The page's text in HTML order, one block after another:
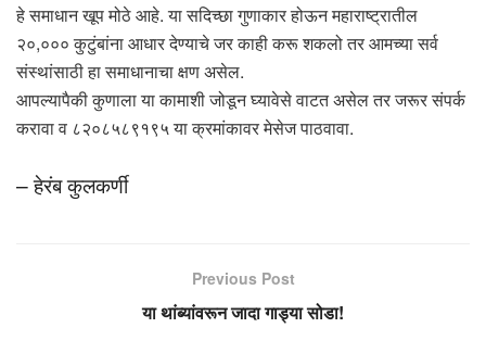
हे समाधान खूप मोठे आहे. या सदिच्छा गुणाकार होऊन महाराष्ट्रातील
२०,००० कुटुंबांना आधार देण्याचे जर काही करू शकलो तर आमच्या सर्व
संस्थांसाठी हा समाधानाचा क्षण असेल.
आपल्यापैकी कुणाला या कामाशी जोडून घ्यावेसे वाटत असेल तर जरूर संपर्क
करावा व ८२०८५८९१९५ या क्रमांकावर मेसेज पाठवावा.
– हेरंब कुलकर्णी
Previous Post
या थांब्यांवरून जादा गाड्या सोडा!